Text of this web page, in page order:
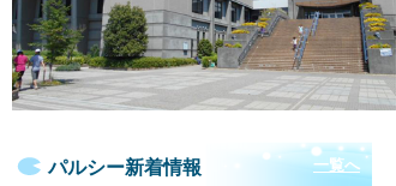
パルシー新着情報 一覧へ